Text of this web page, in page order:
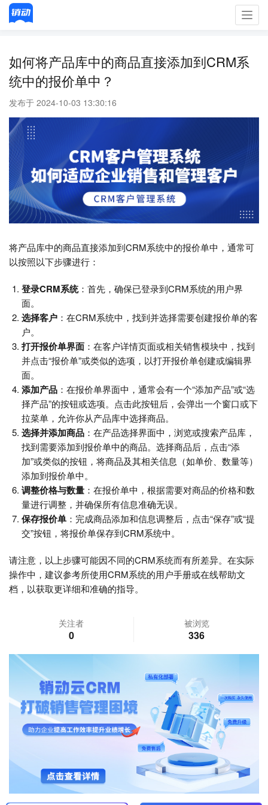
如何将产品库中的商品直接添加到CRM系
统中的报价单中？
发布于 2024-10-03 13:30:16
将产品库中的商品直接添加到CRM系统中的报价单中，通常可
以按照以下步骤进行：
登录CRM系统：首先，确保已登录到CRM系统的用户界
面。
选择客户 ：在CRM系统中，找到并选择需要创建报价单的客
户。
打开报价单界面 ：在客户详情页面或相关销售模块中，找到
并点击“报价单”或类似的选项，以打开报价单创建或编辑界
面。
添加产品 ：在报价单界面中，通常会有一个“添加产品”或“选
择产品”的按钮或选项。点击此按钮后，会弹出一个窗口或下
拉菜单，允许你从产品库中选择商品。
选择并添加商品 ：在产品选择界面中，浏览或搜索产品库，
找到需要添加到报价单中的商品。选择商品后，点击“添
加”或类似的按钮，将商品及其相关信息（如单价、数量等）
添加到报价单中。
调整价格与数量 ：在报价单中，根据需要对商品的价格和数
量进行调整，并确保所有信息准确无误。
保存报价单 ：完成商品添加和信息调整后，点击“保存”或“提
交”按钮，将报价单保存到CRM系统中。
请注意，以上步骤可能因不同的CRM系统而有所差异。在实际
操作中，建议参考所使用CRM系统的用户手册或在线帮助文
档，以获取更详细和准确的指导。
关注者
0
被浏览
336